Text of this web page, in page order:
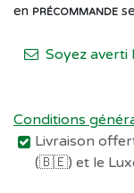
en PRÉCOMMANDE
Soyez averti
Conditions
Livraison
(🇧🇪) et le